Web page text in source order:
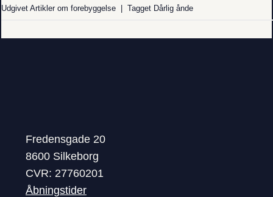
Udgivet Artikler om forebyggelse Tagget Dårlig ånde
Fredensgade 20
8600 Silkeborg
CVR: 27760201
Åbningstider